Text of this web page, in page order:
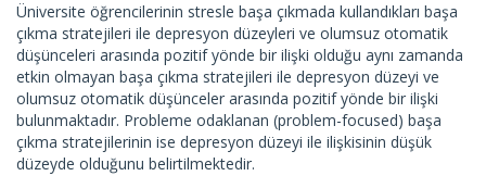
Üniversite öğrencilerinin stresle başa çıkmada kullandıkları başa
çıkma stratejileri ile depresyon düzeyleri ve olumsuz otomatik
düşünceleri arasında pozitif yönde bir ilişki olduğu aynı zamanda
etkin olmayan başa çıkma stratejileri ile depresyon düzeyi ve
olumsuz otomatik düşünceler arasında pozitif yönde bir ilişki
bulunmaktadır. Probleme odaklanan (problem-focused) başa
çıkma stratejilerinin ise depresyon düzeyi ile ilişkisinin düşük
düzeyde olduğunu belirtilmektedir.